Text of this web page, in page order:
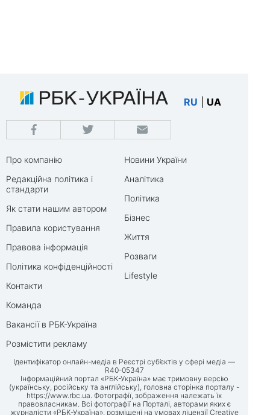
RU UA
Про компанію
Редакційна політика і
стандарти
Як стати нашим автором
Правила користування
Правова інформація
Політика конфіденційності
Контакти
Команда
Вакансії в РБК-Україна
Розмістити рекламу
Новини України
Аналітика
Політика
Бізнес
Життя
Розваги
Lifestyle
Ідентифікатор онлайн-медіа в Реєстрі суб’єктів у сфері медіа —
R40-05347
Інформаційний портал «РБК-Україна» має тримовну версію
(українську, російську та англійську), головна сторінка порталу -
https://www.rbc.ua. Фотографії, зображення належать їх
правовласникам. Всі фотографії на Порталі, авторами яких є
журналісти «РБК-Україна», розміщені на умовах ліцензії Creative